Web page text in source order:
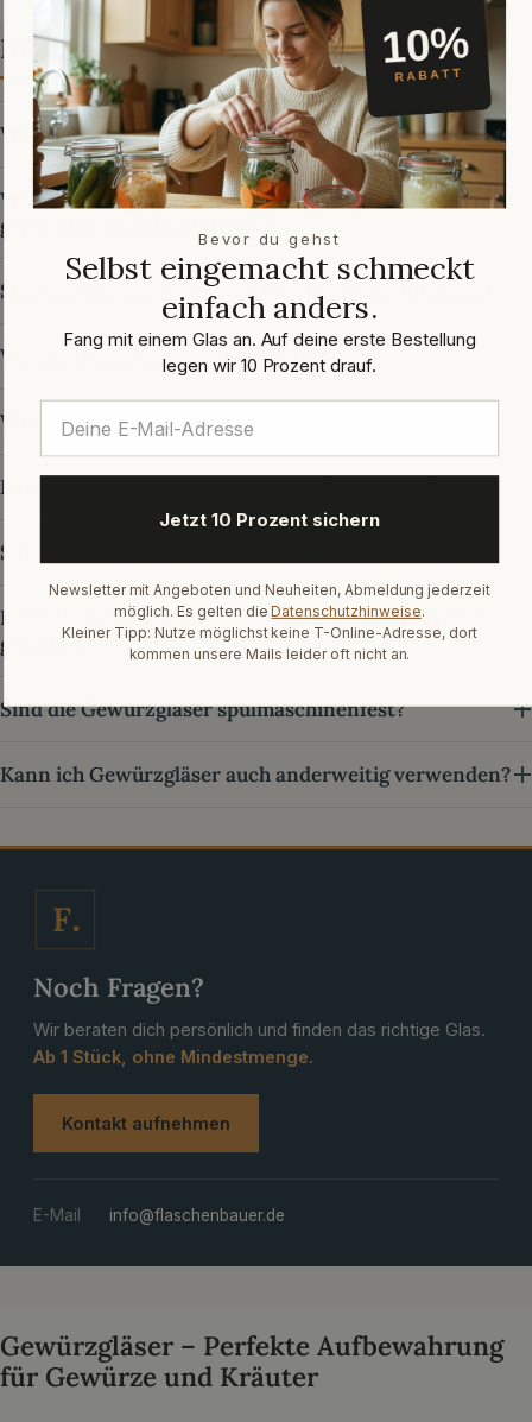
Häufige Fragen
Was sind Gewürzgläser von Flaschenbauer?
Welche Vorteile bieten Glas-Gewürzbehälter
gegenüber Kunststoffdosen?
Sind die Gewürzgläser von Flaschenbauer luftdicht?
Welche Deckelvarianten sind erhältlich?
Wie reinige ich Gewürzgläser richtig?
In welchen Größen und Formen gibt es die Gläser?
Sind die Gewürzgläser nachhaltig?
Kann ich Gewürzgläser individuell beschriften oder
gestalten?
Sind die Gewürzgläser spülmaschinenfest?
Kann ich Gewürzgläser auch anderweitig verwenden?
F
Noch Fragen?
Wir beraten dich persönlich und finden das richtige Glas.
Ab 1 Stück, ohne Mindestmenge.
Kontakt aufnehmen
E-Mail info@flaschenbauer.de
Gewürzgläser – Perfekte Aufbewahrung
für Gewürze und Kräuter
Bevor du gehst
Selbst eingemacht schmeckt
einfach anders.
Fang mit einem Glas an. Auf deine erste Bestellung
legen wir 10 Prozent drauf.
Jetzt 10 Prozent sichern
Newsletter mit Angeboten und Neuheiten, Abmeldung jederzeit
möglich. Es gelten die Datenschutzhinweise.
Kleiner Tipp: Nutze möglichst keine T-Online-Adresse, dort
kommen unsere Mails leider oft nicht an.